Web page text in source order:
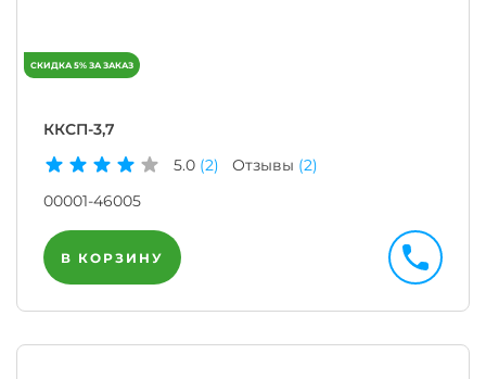
ККСП-3,7
5.0 (2) Отзывы (2)
00001-46005
В КОРЗИНУ